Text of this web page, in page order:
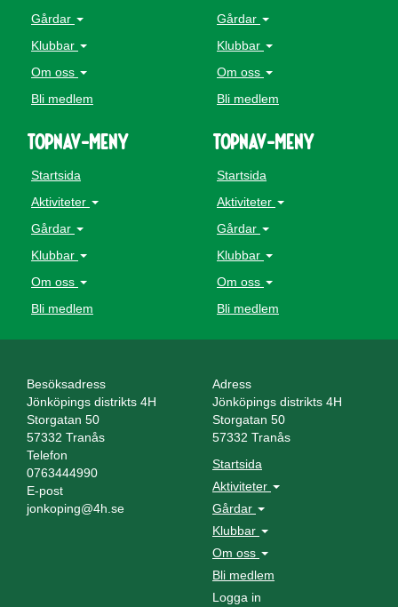
Gårdar
Klubbar
Om oss
Bli medlem
Gårdar
Klubbar
Om oss
Bli medlem
topnav-meny
Startsida
Aktiviteter
Gårdar
Klubbar
Om oss
Bli medlem
topnav-meny
Startsida
Aktiviteter
Gårdar
Klubbar
Om oss
Bli medlem
Besöksadress
Jönköpings distrikts 4H
Storgatan 50
57332 Tranås
Adress
Jönköpings distrikts 4H
Storgatan 50
57332 Tranås
Telefon
0763444990
E-post
jonkoping@4h.se
Startsida
Aktiviteter
Gårdar
Klubbar
Om oss
Bli medlem
Logga in